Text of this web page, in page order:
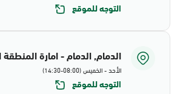
التوجه للموقع
الدمام, الدمام - امارة
الأحد - الخميس (08:00-14:30)
التوجه للموقع